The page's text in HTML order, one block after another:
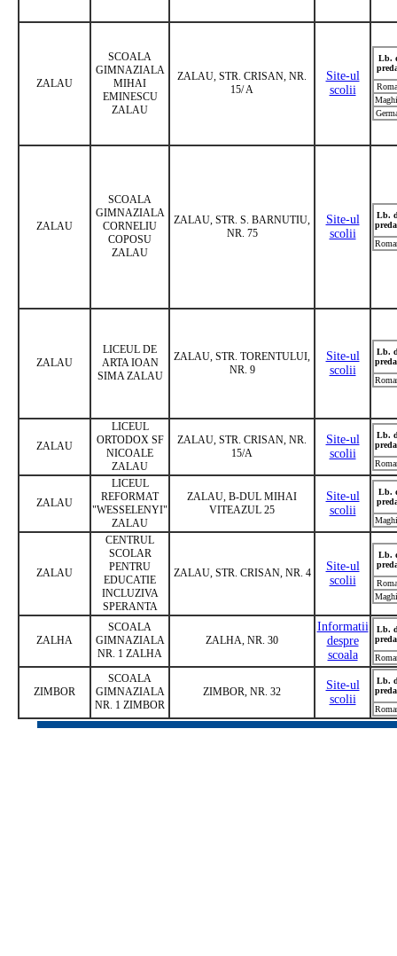
ZALAU
SCOALA
GIMNAZIALA
MIHAI
EMINESCU
ZALAU
ZALAU, STR. CRISAN, NR.
15/ A
Site-ul
scolii
Lb.
ZALAU
SCOALA
GIMNAZIALA
CORNELIU
COPOSU
ZALAU
ZALAU, STR. S. BARNUTIU,
NR. 75
Site-ul
scolii
Lb.
ZALAU
LICEUL DE
ARTA IOAN
SIMA ZALAU
ZALAU, STR. TORENTULUI,
NR. 9
Site-ul
scolii
Lb.
ZALAU
LICEUL
ORTODOX SF
NICOALE
ZALAU
ZALAU, STR. CRISAN, NR.
15/A
Site-ul
scolii
Lb.
ZALAU
LICEUL
REFORMAT
"WESSELENYI"
ZALAU
ZALAU, B-DUL MIHAI
VITEAZUL 25
Site-ul
scolii
Lb.
ZALAU
CENTRUL
SCOLAR
PENTRU
EDUCATIE
INCLUZIVA
SPERANTA
ZALAU, STR. CRISAN, NR. 4
Site-ul
scolii
Lb.
ZALHA
SCOALA
GIMNAZIALA
NR. 1 ZALHA
ZALHA, NR. 30
Informatii
despre
scoala
Lb.
ZIMBOR
SCOALA
GIMNAZIALA
NR. 1 ZIMBOR
ZIMBOR, NR. 32
Site-ul
scolii
Lb.